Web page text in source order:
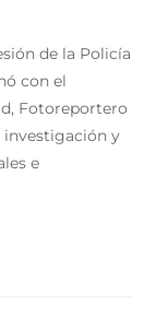
de la Policía
con el
Fotoreportero
y
e